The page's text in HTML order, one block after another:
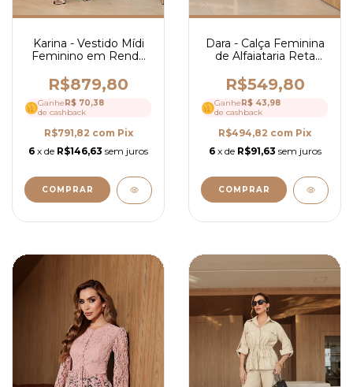
Karina - Vestido Mídi
Feminino em Renda
e Caimento Fluido
Elegante - Ref 4251
R$879,80
GanheR$ 70,38
de cashback
R$791,82 com Pix
6 x de R$146,63 sem juros
COMPRAR
Dara - Calça Feminina
de Alfaiataria Reta
Caimento Estruturado
- Ref4254
R$549,80
GanheR$ 43,98
de cashback
R$494,82 com Pix
6 x de R$91,63 sem juros
COMPRAR